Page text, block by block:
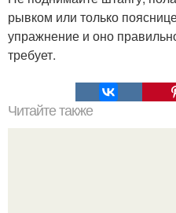
рывком или только
упражнение и оно
требует.
Читайте также